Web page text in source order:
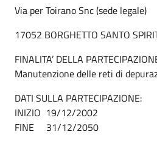
Via per Toirano Snc (sede legale)
17052 BORGHETTO SANTO
FINALITA’ DELLA
Manutenzione delle reti di
DATI SULLA PARTECIPAZIONE:
INIZIO 19/12/2002
FINE 31/12/2050